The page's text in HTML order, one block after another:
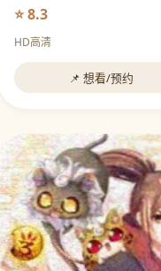
⭐ 8.3
HD高清
📌 想看/预约